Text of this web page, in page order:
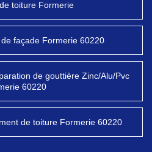
toiture Formerie
façade Formerie 60220
de gouttière Zinc/Alu/Pvc
60220
de toiture Formerie 60220